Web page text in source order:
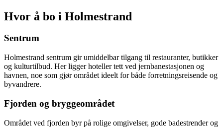
Hvor å bo i Holmestrand
Sentrum
Holmestrand sentrum gir umiddelbar tilgang til restauranter, butikker
og kulturtilbud. Her ligger hoteller tett ved jernbanestasjonen og
havnen, noe som gjør området ideelt for både forretningsreisende og
byvandrere.
Fjorden og bryggeområdet
Området ved fjorden byr på rolige omgivelser, gode badestrender og